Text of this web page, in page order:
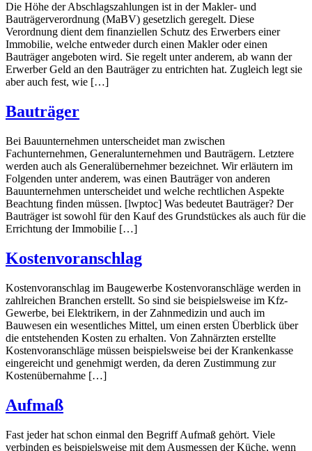
Die Höhe der Abschlagszahlungen ist in der Makler- und
Bauträgerverordnung (MaBV) gesetzlich geregelt. Diese
Verordnung dient dem finanziellen Schutz des Erwerbers einer
Immobilie, welche entweder durch einen Makler oder einen
Bauträger angeboten wird. Sie regelt unter anderem, ab wann der
Erwerber Geld an den Bauträger zu entrichten hat. Zugleich legt sie
aber auch fest, wie […]
Bauträger
Bei Bauunternehmen unterscheidet man zwischen
Fachunternehmen, Generalunternehmen und Bauträgern. Letztere
werden auch als Generalübernehmer bezeichnet. Wir erläutern im
Folgenden unter anderem, was einen Bauträger von anderen
Bauunternehmen unterscheidet und welche rechtlichen Aspekte
Beachtung finden müssen. [lwptoc] Was bedeutet Bauträger? Der
Bauträger ist sowohl für den Kauf des Grundstückes als auch für die
Errichtung der Immobilie […]
Kostenvoranschlag
Kostenvoranschlag im Baugewerbe Kostenvoranschläge werden in
zahlreichen Branchen erstellt. So sind sie beispielsweise im Kfz-
Gewerbe, bei Elektrikern, in der Zahnmedizin und auch im
Bauwesen ein wesentliches Mittel, um einen ersten Überblick über
die entstehenden Kosten zu erhalten. Von Zahnärzten erstellte
Kostenvoranschläge müssen beispielsweise bei der Krankenkasse
eingereicht und genehmigt werden, da deren Zustimmung zur
Kostenübernahme […]
Aufmaß
Fast jeder hat schon einmal den Begriff Aufmaß gehört. Viele
verbinden es beispielsweise mit dem Ausmessen der Küche, wenn